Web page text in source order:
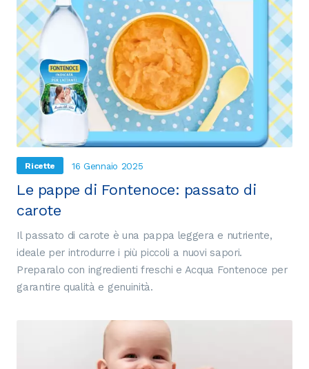
Ricette 16 Gennaio 2025
Le pappe di Fontenoce: passato di
carote
Il passato di carote è una pappa leggera e nutriente,
ideale per introdurre i più piccoli a nuovi sapori.
Preparalo con ingredienti freschi e Acqua Fontenoce per
garantire qualità e genuinità.